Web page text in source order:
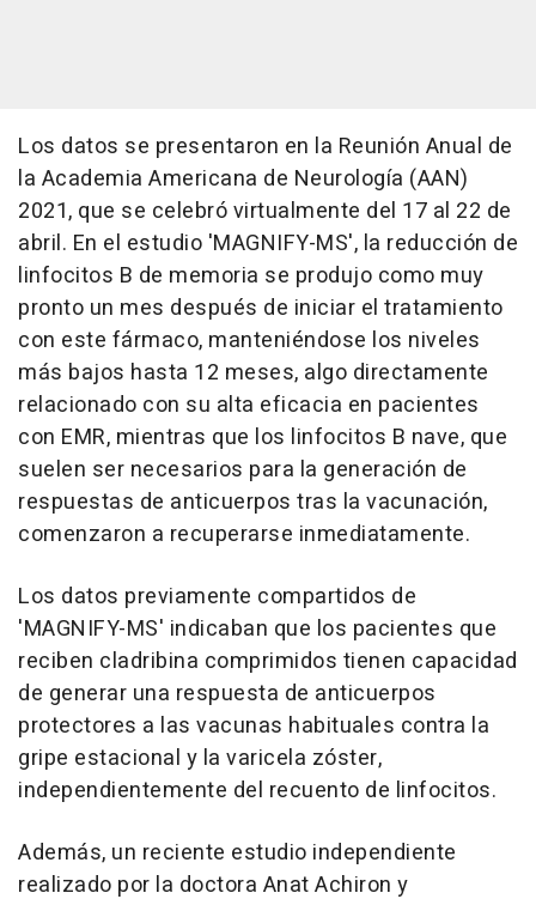
Los datos se presentaron en la Reunión Anual de
la Academia Americana de Neurología (AAN)
2021, que se celebró virtualmente del 17 al 22 de
abril. En el estudio 'MAGNIFY-MS', la reducción de
linfocitos B de memoria se produjo como muy
pronto un mes después de iniciar el tratamiento
con este fármaco, manteniéndose los niveles
más bajos hasta 12 meses, algo directamente
relacionado con su alta eficacia en pacientes
con EMR, mientras que los linfocitos B nave, que
suelen ser necesarios para la generación de
respuestas de anticuerpos tras la vacunación,
comenzaron a recuperarse inmediatamente.
Los datos previamente compartidos de
'MAGNIFY-MS' indicaban que los pacientes que
reciben cladribina comprimidos tienen capacidad
de generar una respuesta de anticuerpos
protectores a las vacunas habituales contra la
gripe estacional y la varicela zóster,
independientemente del recuento de linfocitos.
Además, un reciente estudio independiente
realizado por la doctora Anat Achiron y